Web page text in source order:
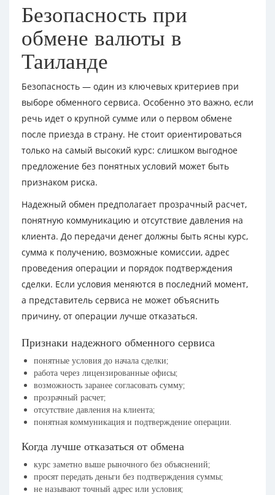
Безопасность при
обмене валюты в
Таиланде
Безопасность — один из ключевых критериев при
выборе обменного сервиса. Особенно это важно, если
речь идет о крупной сумме или о первом обмене
после приезда в страну. Не стоит ориентироваться
только на самый высокий курс: слишком выгодное
предложение без понятных условий может быть
признаком риска.
Надежный обмен предполагает прозрачный расчет,
понятную коммуникацию и отсутствие давления на
клиента. До передачи денег должны быть ясны курс,
сумма к получению, возможные комиссии, адрес
проведения операции и порядок подтверждения
сделки. Если условия меняются в последний момент,
а представитель сервиса не может объяснить
причину, от операции лучше отказаться.
Признаки надежного обменного сервиса
понятные условия до начала сделки;
работа через лицензированные офисы;
возможность заранее согласовать сумму;
прозрачный расчет;
отсутствие давления на клиента;
понятная коммуникация и подтверждение операции.
Когда лучше отказаться от обмена
курс заметно выше рыночного без объяснений;
просят передать деньги без подтверждения суммы;
не называют точный адрес или условия;